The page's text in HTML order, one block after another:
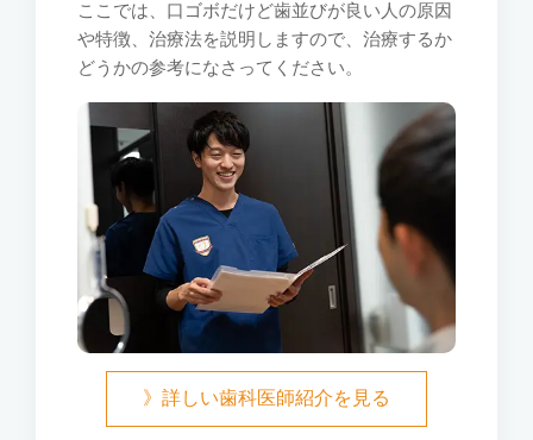
ここでは、口ゴボだけど歯並びが良い人の原因
や特徴、治療法を説明しますので、治療するか
どうかの参考になさってください。
》詳しい歯科医師紹介を見る